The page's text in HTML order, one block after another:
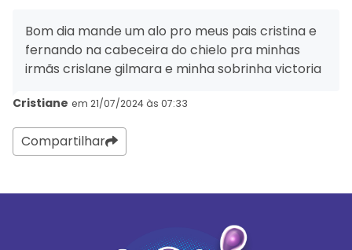
Bom dia mande um alo pro meus pais cristina e
fernando na cabeceira do chielo pra minhas
irmãs crislane gilmara e minha sobrinha victoria
Cristiane em 21/07/2024 às 07:33
Compartilhar